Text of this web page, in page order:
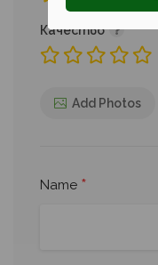
Качество
Add Photos
Name *